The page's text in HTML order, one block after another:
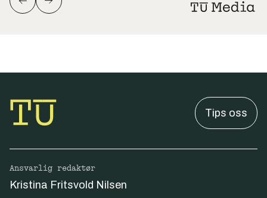
Tips oss
Ansvarlig redaktør
Kristina Fritsvold Nilsen